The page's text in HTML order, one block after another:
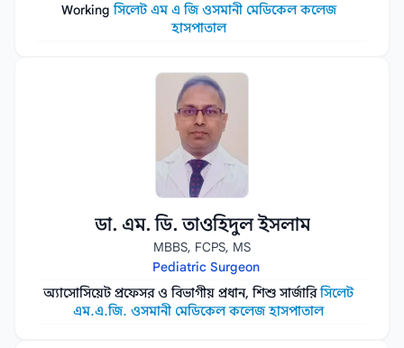
Workingসিলেট এম এ জি ওসমানী মেডিকেল কলেজ
হাসপাতাল
ডা. এম. ডি. তাওহিদুল ইসলাম
MBBS, FCPS, MS
Pediatric Surgeon
অ্যাসোসিয়েট প্রফেসর ও বিভাগীয় প্রধান, শিশু সার্জারিসিলেট
এম.এ.জি. ওসমানী মেডিকেল কলেজ হাসপাতাল